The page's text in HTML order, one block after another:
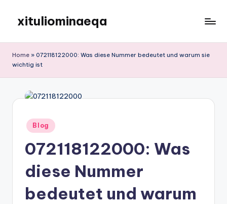
content
xituliominaeqa
Home » 072118122000: Was diese Nummer bedeutet und warum sie
wichtig ist
Posted
in
Blog
072118122000: Was
diese Nummer
bedeutet und warum